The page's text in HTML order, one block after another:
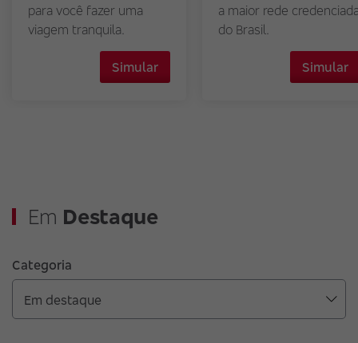
para você fazer uma
viagem tranquila.
Simular
a maior rede
do Brasil.
Simular
Em Destaque
Categoria